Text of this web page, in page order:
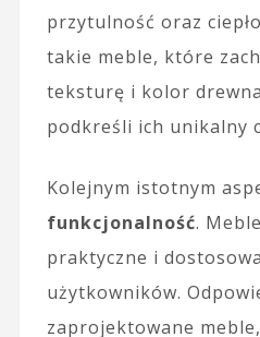
przytulność oraz
takie meble, które
teksturę i kolor
podkreśli ich unikalny
Kolejnym istotnym
funkcjonalność.
praktyczne i
użytkowników.
zaprojektowane